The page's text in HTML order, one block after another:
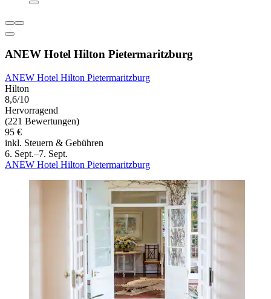
ANEW Hotel Hilton Pietermaritzburg
ANEW Hotel Hilton Pietermaritzburg
Hilton
8,6/10
Hervorragend
(221 Bewertungen)
95 €
inkl. Steuern & Gebühren
6. Sept.–7. Sept.
ANEW Hotel Hilton Pietermaritzburg